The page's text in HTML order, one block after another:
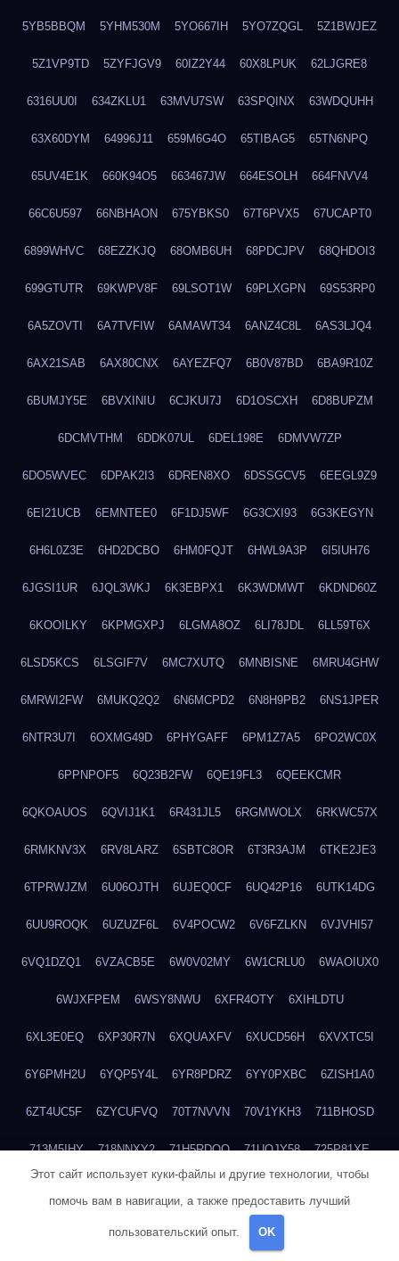
5YB5BBQM 5YHM530M 5YO667IH 5YO7ZQGL 5Z1BWJEZ
5Z1VP9TD 5ZYFJGV9 60IZ2Y44 60X8LPUK 62LJGRE8
6316UU0I 634ZKLU1 63MVU7SW 63SPQINX 63WDQUHH
63X60DYM 64996J11 659M6G4O 65TIBAG5 65TN6NPQ
65UV4E1K 660K94O5 663467JW 664ESOLH 664FNVV4
66C6U597 66NBHAON 675YBKS0 67T6PVX5 67UCAPT0
6899WHVC 68EZZKJQ 68OMB6UH 68PDCJPV 68QHDOI3
699GTUTR 69KWPV8F 69LSOT1W 69PLXGPN 69S53RP0
6A5ZOVTI 6A7TVFIW 6AMAWT34 6ANZ4C8L 6AS3LJQ4
6AX21SAB 6AX80CNX 6AYEZFQ7 6B0V87BD 6BA9R10Z
6BUMJY5E 6BVXINIU 6CJKUI7J 6D1OSCXH 6D8BUPZM
6DCMVTHM 6DDK07UL 6DEL198E 6DMVW7ZP
6DO5WVEC 6DPAK2I3 6DREN8XO 6DSSGCV5 6EEGL9Z9
6EI21UCB 6EMNTEE0 6F1DJ5WF 6G3CXI93 6G3KEGYN
6H6L0Z3E 6HD2DCBO 6HM0FQJT 6HWL9A3P 6I5IUH76
6JGSI1UR 6JQL3WKJ 6K3EBPX1 6K3WDMWT 6KDND60Z
6KOOILKY 6KPMGXPJ 6LGMA8OZ 6LI78JDL 6LL59T6X
6LSD5KCS 6LSGIF7V 6MC7XUTQ 6MNBISNE 6MRU4GHW
6MRWI2FW 6MUKQ2Q2 6N6MCPD2 6N8H9PB2 6NS1JPER
6NTR3U7I 6OXMG49D 6PHYGAFF 6PM1Z7A5 6PO2WC0X
6PPNPOF5 6Q23B2FW 6QE19FL3 6QEEKCMR
6QKOAUOS 6QVIJ1K1 6R431JL5 6RGMWOLX 6RKWC57X
6RMKNV3X 6RV8LARZ 6SBTC8OR 6T3R3AJM 6TKE2JE3
6TPRWJZM 6U06OJTH 6UJEQ0CF 6UQ42P16 6UTK14DG
6UU9ROQK 6UZUZF6L 6V4POCW2 6V6FZLKN 6VJVHI57
6VQ1DZQ1 6VZACB5E 6W0V02MY 6W1CRLU0 6WAOIUX0
6WJXFPEM 6WSY8NWU 6XFR4OTY 6XIHLDTU
6XL3E0EQ 6XP30R7N 6XQUAXFV 6XUCD56H 6XVXTC5I
6Y6PMH2U 6YQP5Y4L 6YR8PDRZ 6YY0PXBC 6ZISH1A0
6ZT4UC5F 6ZYCUFVQ 70T7NVVN 70V1YKH3 711BHOSD
713M5IHY 718NNXY2 71H5RDOO 71UQJY58 725P81XE
Этот сайт использует куки-файлы и другие технологии, чтобы
помочь вам в навигации, а также предоставить лучший
пользовательский опыт. OK